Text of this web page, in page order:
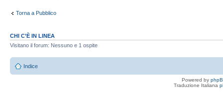
Torna a Pubblico
CHI C’È IN LINEA
Visitano il forum: Nessuno e 1 ospite
Indice
Powered by
Traduzione Italiana